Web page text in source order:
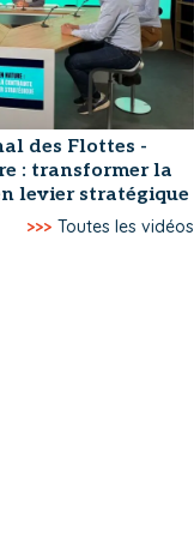
des Flottes -
: transformer la
levier stratégique
>>> Toutes les vidéos